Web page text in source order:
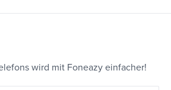
wird mit Foneazy einfacher!